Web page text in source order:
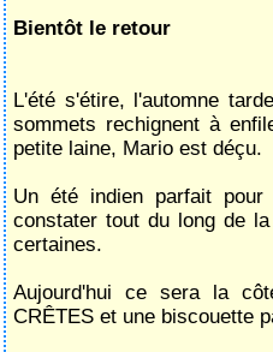
Bientôt le retour
‌L'été s'étire, l'automne
sommets rechignent à
petite laine, Mario est déçu.
Un été indien parfait
constater tout du long de
certaines.
Aujourd'hui ce sera la
CRÊTES et une biscouette